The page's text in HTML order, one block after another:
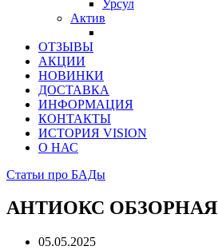
Урсул
Актив
ОТЗЫВЫ
АКЦИИ
НОВИНКИ
ДОСТАВКА
ИНФОРМАЦИЯ
КОНТАКТЫ
ИСТОРИЯ VISION
О НАС
Статьи про БАДы
АНТИОКС ОБЗОРНАЯ
05.05.2025